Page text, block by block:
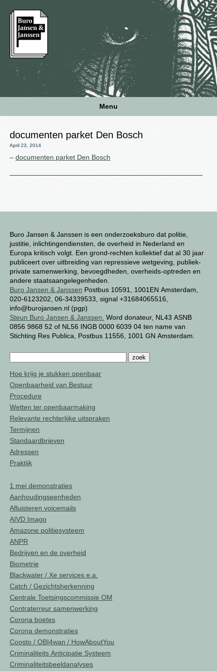
Menu
Buro Jansen & Janssen is een onderzoeksburo dat politie,
justitie, inlichtingendiensten, de overheid in Nederland en
Europa kritisch volgt. Een grond-rechten kollektief dat al 30 jaar
publiceert over uitbreiding van repressieve wetgeving, publiek-
private samenwerking, bevoegdheden, overheids-optreden en
andere staatsaangelegenheden.
Buro Jansen & Janssen Postbus 10591, 1001EN Amsterdam,
020-6123202, 06-34339533, signal +31684065516,
info@burojansen.nl (pgp)
Steun Buro Jansen & Janssen. Word donateur, NL43 ASNB
0856 9868 52 of NL56 INGB 0000 6039 04 ten name van
Stichting Res Publica, Postbus 11556, 1001 GN Amsterdam.
Hoe krijg je stukken openbaar
Openbaarheid van Bestuur
Procedure
Wetten ter openbaarmaking
Relevante rechterlijke uitspraken
Termijnen
Standaardbrieven
Adressen
Praktijk
1 mei demonstraties
Aanhoudingseenheden
Afluisteren voicemails
AIVD Imago
Amazone politiesysteem
ANPR
Bedrijven en de overheid
Biometrie
Blackwater / Xe services e.a.
Catch / Gezichtsherkenning
Centrale Toetsingscommissie OM
Contraterreur samenwerking
Corona boetes
Corona demonstraties
Coosto / OBI4wan / HowAboutYou
Criminaliteits Anticipatie Systeem
Criminaliteitsbeeldanalyses
documenten parket Den Bosch
April 23, 2014
– documenten parket Den Bosch